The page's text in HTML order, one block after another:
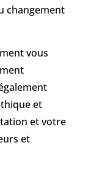
changement
vous
et
et votre
et